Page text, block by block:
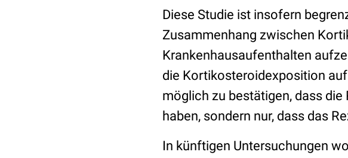
Diese Studie ist insofern
Zusammenhang zwischen
Krankenhausaufenthalten
die Kortikosteroidexposition
möglich zu bestätigen, dass
haben, sondern nur, dass das
In künftigen Untersuchungen